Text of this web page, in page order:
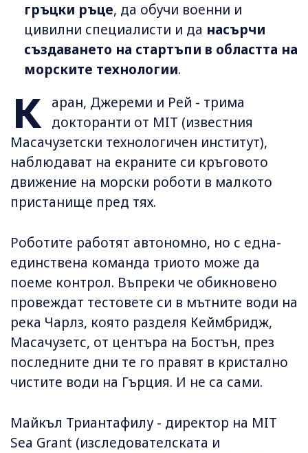
гръцки ръце, да обучи военни и
цивилни специалисти и да насърчи
създаването на стартъпи в областта на
морските технологии.
К
аран, Джереми и Рей - трима
докторанти от MIT (известния
Масачузетски технологичен институт),
наблюдават на екраните си кръговото
движение на морски роботи в малкото
пристанище пред тях.
Роботите работят автономно, но с една-
единствена команда триото може да
поеме контрол. Въпреки че обикновено
провеждат тестовете си в мътните води на
река Чарлз, която разделя Кеймбридж,
Масачузетс, от центъра на Бостън, през
последните дни те го правят в кристално
чистите води на Гърция. И не са сами.
Майкъл Триантафилу - директор на MIT
Sea Grant (изследователската и